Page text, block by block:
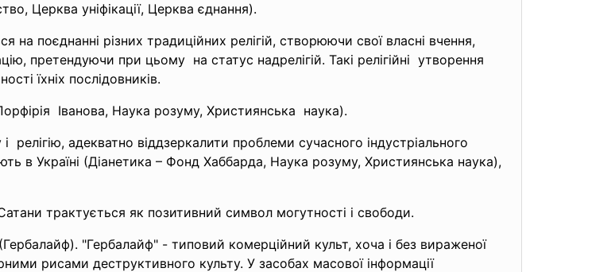
Церква уніфікації, Церква єднання).
на поєднанні різних традиційних релігій, створюючи свої власні вчення,
претендуючи при цьому на статус надрелігій. Такі релігійні утворення
їхніх послідовників.
Іванова, Наука розуму, Християнська наука).
релігію, адекватно віддзеркалити проблеми сучасного індустріального
в Україні (Діанетика – Фонд Хаббарда, Наука розуму, Християнська наука),
трактується як позитивний символ могутності і свободи.
"Гербалайф" - типовий комерційний культ, хоча і без вираженої
рисами деструктивного культу. У засобах масової інформації